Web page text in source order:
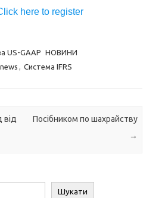
here to register
US-GAAP НОВИНИ
, Система IFRS
від
Посібником по шахрайству
→
Шукати